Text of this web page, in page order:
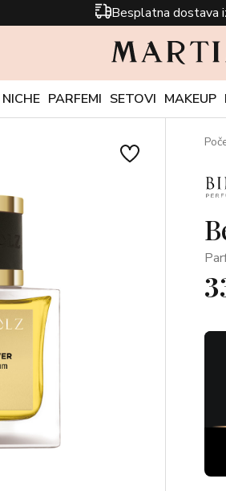
Besplatna dostava
NICHE PARFEMI SETOVI MAKEUP